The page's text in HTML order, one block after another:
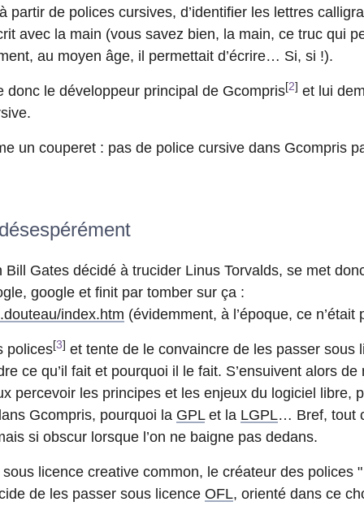
partir de polices cursives, d’identifier les lettres
avec la main (vous savez bien, la main, ce truc qui
au moyen âge, il permettait d’écrire… Si, si !).
donc le développeur principal de Gcompris[2] et lui
un couperet : pas de police cursive dans Gcompris
Gates décidé à trucider Linus Torvalds, se met
google et finit par tomber sur ça :
index.htm (évidemment, à l’époque, ce n’était
polices[3] et tente de le convaincre de les passer sous
ce qu’il fait et pourquoi il le fait. S’ensuivent alors
percevoir les principes et les enjeux du logiciel libre,
Gcompris, pourquoi la GPLet la LGPL… Bref, tout
si obscur lorsque l’on ne baigne pas dedans.
licence creative common, le créateur des polices
de les passer sous licence OFL, orienté dans ce